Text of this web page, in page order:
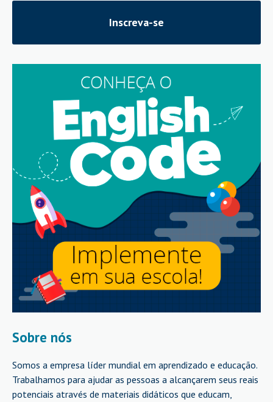
Sobre nós
Somos a empresa líder mundial em aprendizado e educação.
Trabalhamos para ajudar as pessoas a alcançarem seus reais
potenciais através de materiais didáticos que educam,